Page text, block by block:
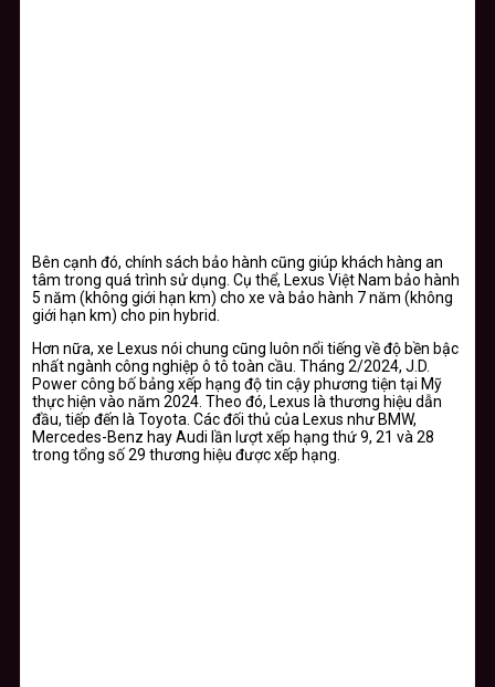
Bên cạnh đó, chính sách bảo hành cũng giúp khách hàng an
tâm trong quá trình sử dụng. Cụ thể, Lexus Việt Nam bảo hành
5 năm (không giới hạn km) cho xe và bảo hành 7 năm (không
giới hạn km) cho pin hybrid.
Hơn nữa, xe Lexus nói chung cũng luôn nổi tiếng về độ bền bậc
nhất ngành công nghiệp ô tô toàn cầu. Tháng 2/2024, J.D.
Power công bố bảng xếp hạng độ tin cậy phương tiện tại Mỹ
thực hiện vào năm 2024. Theo đó, Lexus là thương hiệu dẫn
đầu, tiếp đến là Toyota. Các đối thủ của Lexus như BMW,
Mercedes-Benz hay Audi lần lượt xếp hạng thứ 9, 21 và 28
trong tổng số 29 thương hiệu được xếp hạng.